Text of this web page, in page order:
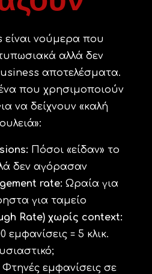
είναι νούμερα που
αλλά δεν
αποτελέσματα.
που χρησιμοποιούν
να δείχνουν «καλή
Πόσοι «είδαν» το
δεν αγόρασαν
rate: Ωραία για
για ταμείο
Rate) χωρίς context:
εμφανίσεις = 5 κλικ.
Φτηνές εμφανίσεις σε